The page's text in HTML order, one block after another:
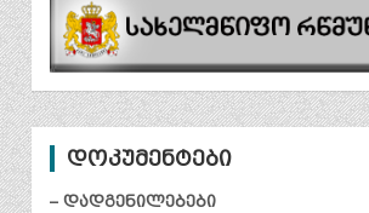
დოკუმენტები
– დადგენილებები